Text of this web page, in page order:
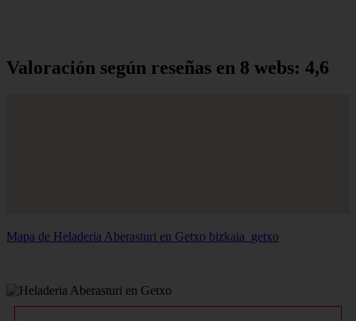
Valoración según reseñas en 8 webs: 4,6
Mapa de Heladeria Aberasturi en Getxo bizkaia_getxo